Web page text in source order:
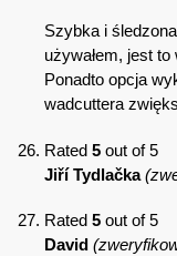
Szybka i
używałem, jest
Ponadto opcja
wadcuttera
Rated 5 out of 5
Jiří Tydlačka
Rated 5 out of 5
David